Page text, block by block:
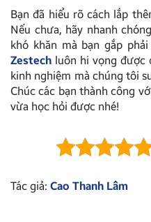
Bạn đã hiểu rõ cách lắp
Nếu chưa, hãy nhanh
khó khăn mà bạn gắp
Zestech luôn hi vọng được
kinh nghiệm mà chúng tôi
Chúc các bạn thành công
vừa học hỏi được nhé!
Tác giả: Cao Thanh Lâm